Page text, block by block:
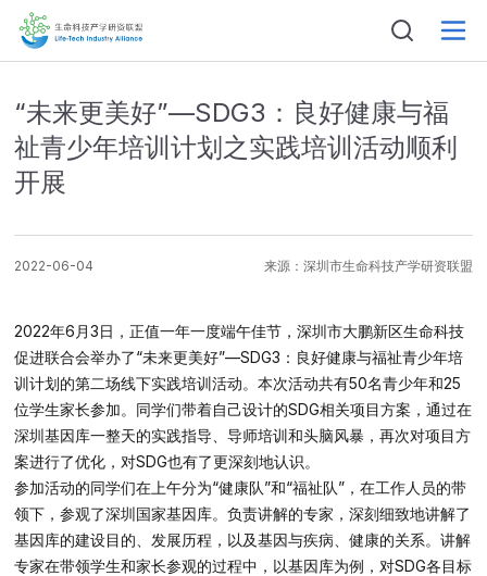
“未来更美好”—SDG3：良好健康与福
祉青少年培训计划之实践培训活动顺利
开展
2022-06-04 来源： 深圳市生命科技产学研资联盟
2022年6月3日，正值一年一度端午佳节，深圳市大鹏新区生命科技
促进联合会举办了“未来更美好”—SDG3：良好健康与福祉青少年培
训计划的第二场线下实践培训活动。本次活动共有50名青少年和25
位学生家长参加。同学们带着自己设计的SDG相关项目方案，通过在
深圳基因库一整天的实践指导、导师培训和头脑风暴，再次对项目方
案进行了优化，对SDG也有了更深刻地认识。
参加活动的同学们在上午分为“健康队”和“福祉队”，在工作人员的带
领下，参观了深圳国家基因库。负责讲解的专家，深刻细致地讲解了
基因库的建设目的、发展历程，以及基因与疾病、健康的关系。讲解
专家在带领学生和家长参观的过程中，以基因库为例，对SDG各目标
姓名
电话
邮箱